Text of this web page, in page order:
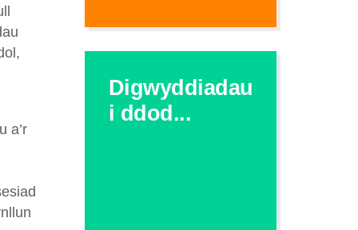
a’r
Digwyddiadau
i ddod...